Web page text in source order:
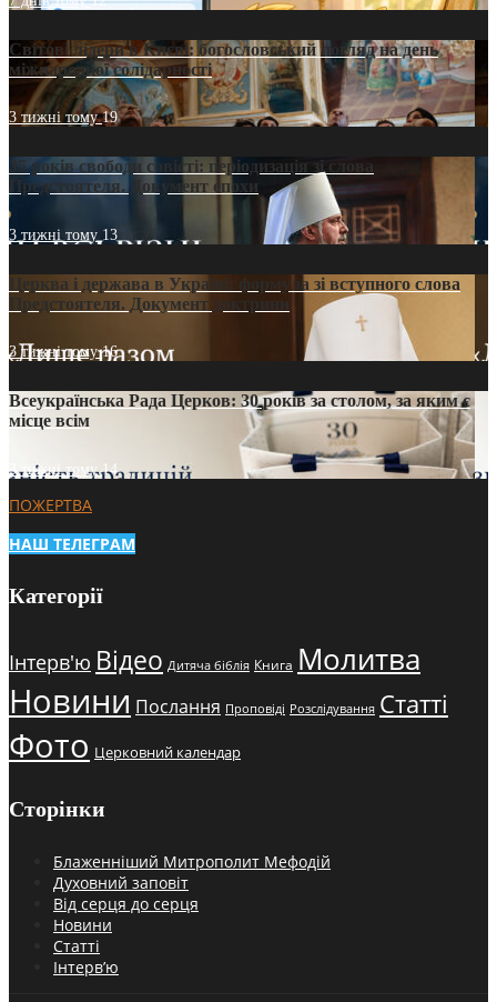
Світові лідери в Києві: богословський погляд на день
міжнародної солідарності
3 тижні тому19
35 років свободи совісті: періодизація зі слова
Предстоятеля. Документ епохи
3 тижні тому 13
Церква і держава в Україні: формула зі вступного слова
Предстоятеля. Документ доктрини
3 тижні тому16
Всеукраїнська Рада Церков: 30 років за столом, за яким є
місце всім
3 тижні тому14
ПОЖЕРТВА
НАШ ТЕЛЕГРАМ
Категорії
Інтерв'ю Відео Дитяча біблія Книга Молитва
Новини Послання Проповіді Розслідування Статті
Фото Церковний календар
Сторінки
Блаженніший Митрополит Мефодій
Духовний заповіт
Від серця до серця
Новини
Статті
Інтерв’ю